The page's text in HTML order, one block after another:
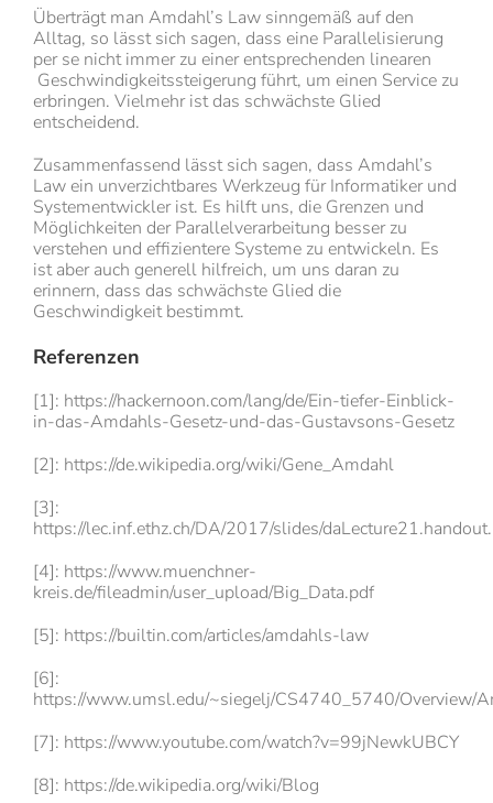
Überträgt man Amdahl’s Law sinngemäß auf den
Alltag, so lässt sich sagen, dass eine Parallelisierung
per se nicht immer zu einer entsprechenden linearen
Geschwindigkeitssteigerung führt, um einen Service zu
erbringen. Vielmehr ist das schwächste Glied
entscheidend.
Zusammenfassend lässt sich sagen, dass Amdahl’s
Law ein unverzichtbares Werkzeug für Informatiker und
Systementwickler ist. Es hilft uns, die Grenzen und
Möglichkeiten der Parallelverarbeitung besser zu
verstehen und effizientere Systeme zu entwickeln. Es
ist aber auch generell hilfreich, um uns daran zu
erinnern, dass das schwächste Glied die
Geschwindigkeit bestimmt.
Referenzen
[1]: https://hackernoon.com/lang/de/Ein-tiefer-Einblick-
in-das-Amdahls-Gesetz-und-das-Gustavsons-Gesetz
[2]: https://de.wikipedia.org/wiki/Gene_Amdahl
[3]:
https://lec.inf.ethz.ch/DA/2017/slides/
[4]: https://www.muenchner-
kreis.de/fileadmin/user_upload/Big_Data.pdf
[5]: https://builtin.com/articles/amdahls-law
[6]:
https://www.umsl.edu/~siegelj/CS4740_5740/Overview/
[7]: https://www.youtube.com/watch?v=99jNewkUBCY
[8]: https://de.wikipedia.org/wiki/Blog